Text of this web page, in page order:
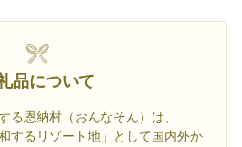
品について
る恩納村（おんなそん）は、
するリゾート地」として国内外か